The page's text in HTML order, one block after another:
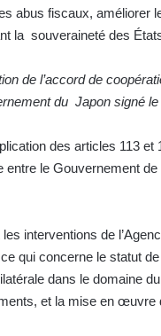
abus fiscaux, améliorer
la souveraineté des
de l’accord de
du Japon signé
des articles 113
entre le Gouvernement
interventions de
qui concerne le statut
dans le domaine
et la mise en